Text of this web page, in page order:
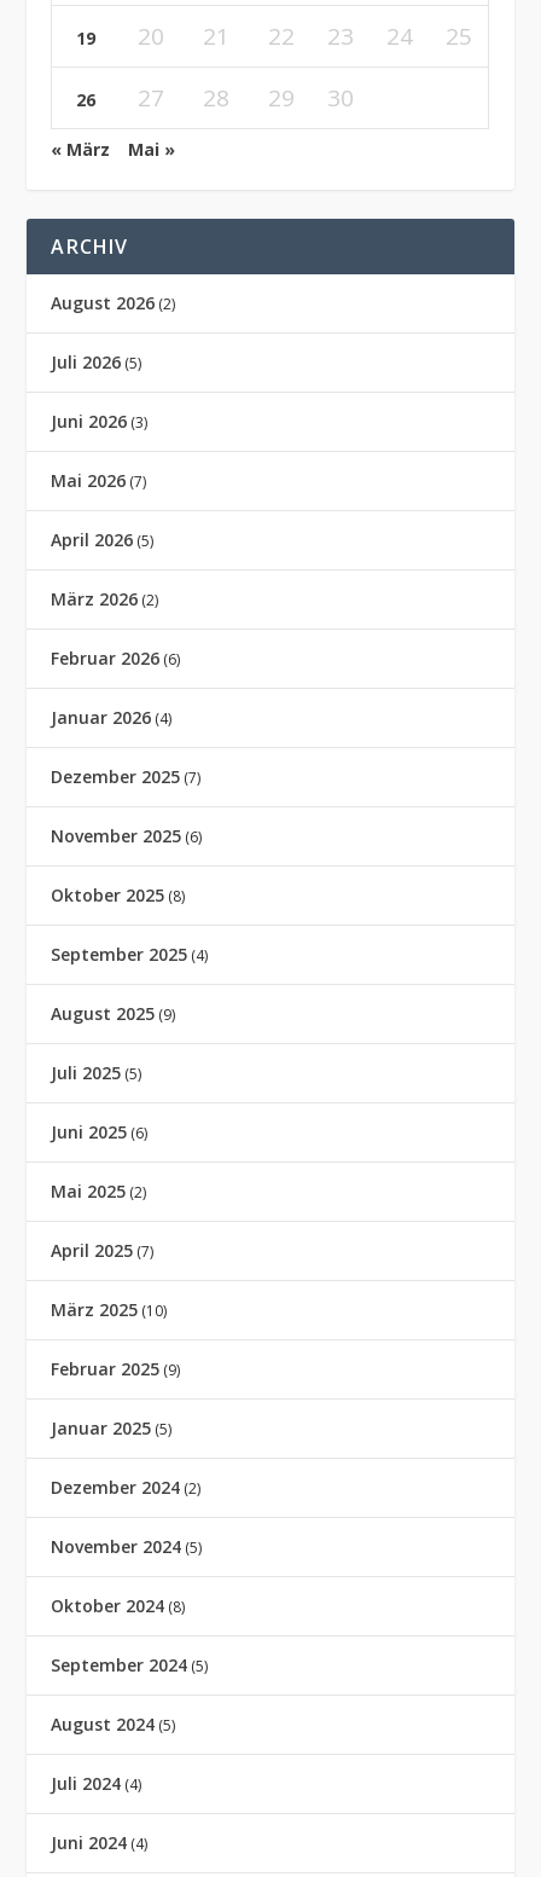
19 20 21 22 23 24 25
26 27 28 29 30
« März Mai »
ARCHIV
August 2026 (2)
Juli 2026 (5)
Juni 2026 (3)
Mai 2026 (7)
April 2026 (5)
März 2026 (2)
Februar 2026 (6)
Januar 2026 (4)
Dezember 2025 (7)
November 2025 (6)
Oktober 2025 (8)
September 2025 (4)
August 2025 (9)
Juli 2025 (5)
Juni 2025 (6)
Mai 2025 (2)
April 2025 (7)
März 2025 (10)
Februar 2025 (9)
Januar 2025 (5)
Dezember 2024 (2)
November 2024 (5)
Oktober 2024 (8)
September 2024 (5)
August 2024 (5)
Juli 2024 (4)
Juni 2024 (4)